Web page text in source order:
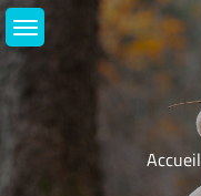
Aller
au
contenu
Accueil